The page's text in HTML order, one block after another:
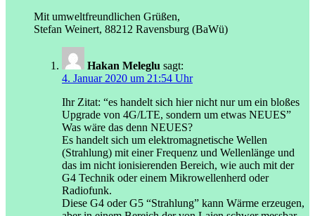
Mit umweltfreundlichen Grüßen,
Stefan Weinert, 88212 Ravensburg (BaWü)
Hakan Meleglu sagt:
4. Januar 2020 um 21:54 Uhr
Ihr Zitat: “es handelt sich hier nicht nur um ein bloßes
Upgrade von 4G/LTE, sondern um etwas NEUES”
Was wäre das denn NEUES?
Es handelt sich um elektromagnetische Wellen
(Strahlung) mit einer Frequenz und Wellenlänge und
das im nicht ionisierenden Bereich, wie auch mit der
G4 Technik oder einem Mikrowellenherd oder
Radiofunk.
Diese G4 oder G5 “Strahlung” kann Wärme erzeugen,